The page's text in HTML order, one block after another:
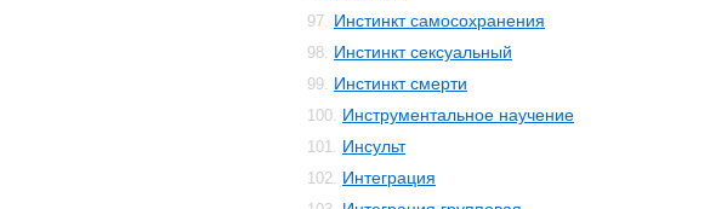
97. Инстинкт самосохранения
98. Инстинкт сексуальный
99. Инстинкт смерти
100. Инструментальное научение
101. Инсульт
102. Интеграция